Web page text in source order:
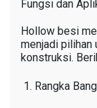
Fungsi dan
Hollow besi
menjadi pilihan
konstruksi.
Rangka